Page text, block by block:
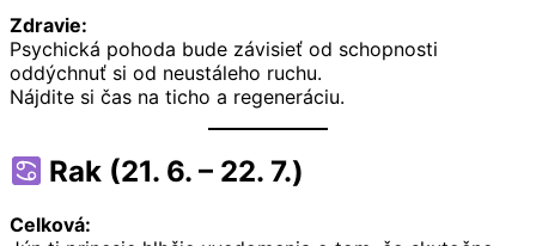
Zdravie:
Psychická pohoda bude závisieť od schopnosti
oddýchnuť si od neustáleho ruchu.
Nájdite si čas na ticho a regeneráciu.
Rak (21. 6. – 22. 7.)
Celková: